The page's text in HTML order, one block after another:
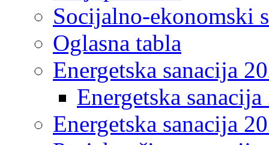
Socijalno-ekonomski
Oglasna tabla
Energetska sanacija
Energetska
Energetska sanacija